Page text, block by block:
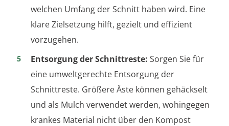
welchen Umfang der Schnitt haben wird. Eine
klare Zielsetzung hilft, gezielt und effizient
vorzugehen.
Entsorgung der Schnittreste: Sorgen Sie für
eine umweltgerechte Entsorgung der
Schnittreste. Größere Äste können gehäckselt
und als Mulch verwendet werden, wohingegen
krankes Material nicht über den Kompost